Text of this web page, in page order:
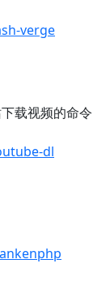
verge
载视频的命令
dl